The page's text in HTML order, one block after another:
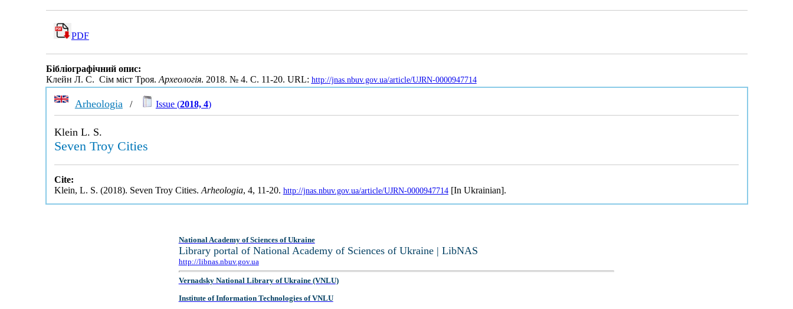
PDF
Бібліографічний опис:
Клейн Л. С. Сім міст Троя.Археологія. 2018. № 4. С. 11-20. URL: http://jnas.nbuv.gov.ua/article/UJRN-0000947714
Arheologia / Issue (2018, 4)
Klein L. S.
Seven Troy Cities
Cite:
Klein, L. S. (2018). Seven Troy Cities. Arheologia, 4, 11-20. http://jnas.nbuv.gov.ua/article/UJRN-0000947714[In Ukrainian].
National Academy of Sciences of Ukraine
Library portal of National Academy of Sciences of Ukraine | LibNAS
http://libnas.nbuv.gov.ua
Vernadsky National Library of Ukraine (VNLU)
Institute of Information Technologies of VNLU